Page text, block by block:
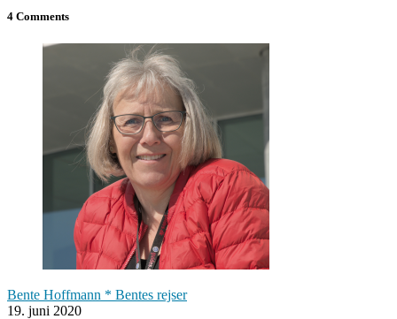
4 Comments
Bente Hoffmann * Bentes rejser
19. juni 2020